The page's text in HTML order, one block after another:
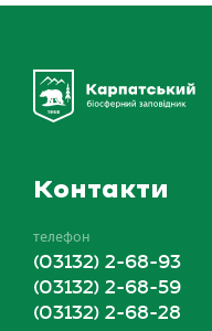
Контакти
телефон
(03132) 2-68-93
(03132) 2-68-59
(03132) 2-68-28